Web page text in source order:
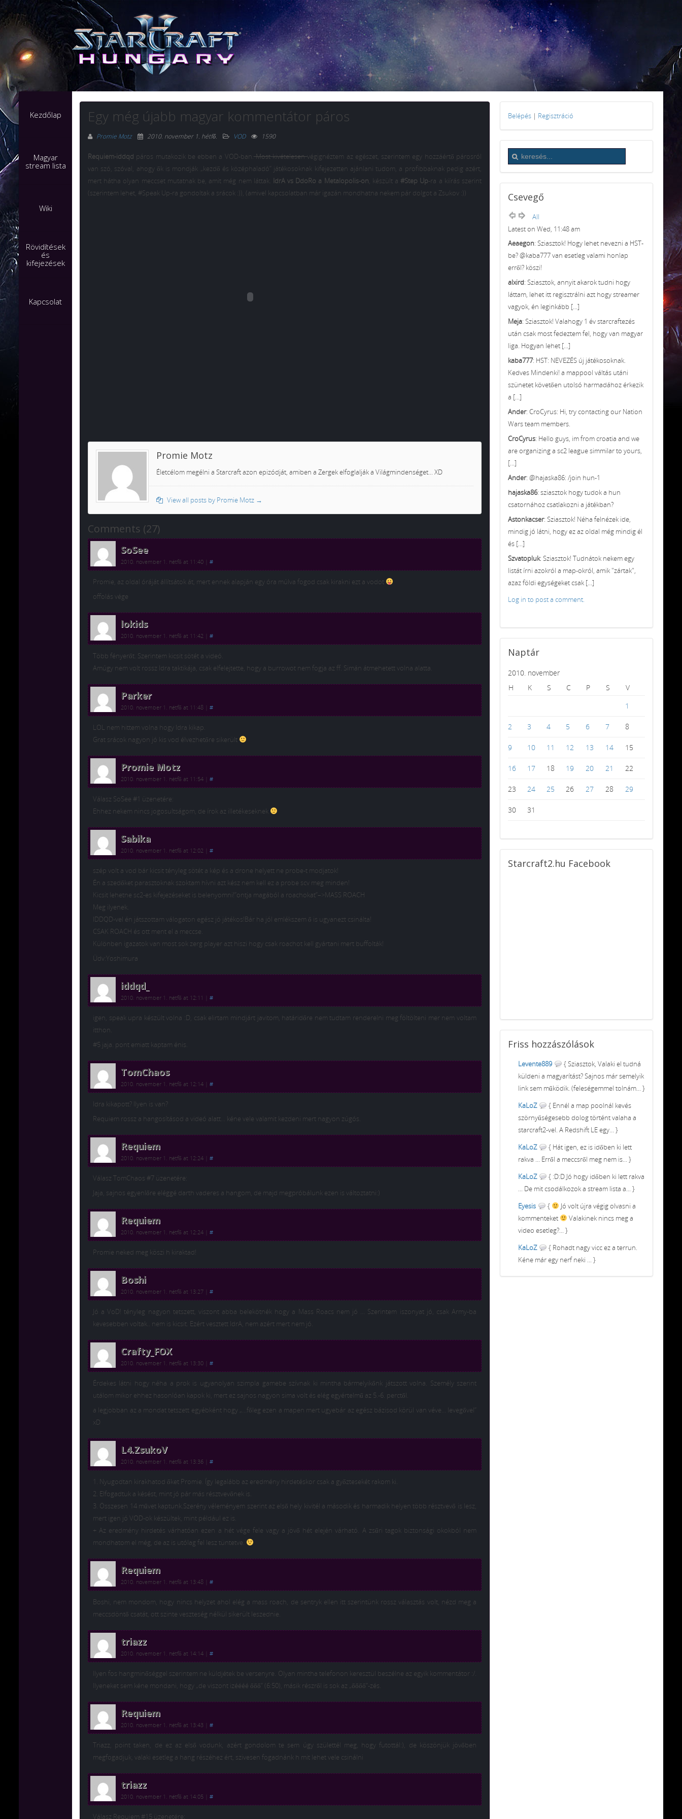
Kezdőlap
Magyar
stream lista
Wiki
Rövidítések
és
kifejezések
Kapcsolat
Egy még újabb magyar kommentátor páros
Promie Motz 2010. november 1. hétfő. VOD 1590
Requiem-iddqd páros mutakozik be ebben a VOD-ban.Most kivételesenvégignéztem az egészet, szerintem egy hozzáértő párosról
van szó, szóval, ahogy ők is mondják „kezdő és középhaladó” játékosoknak kifejezetten ajánlani tudom, a profibbaknak pedig azért,
mert hátha olyan meccset mutatnak be, amit még nem láttak. IdrA vs DdoRo a Metalopolis-on, készült a#Step Up-ra a kiírás szerint
(szerintem lehet, #Speak Up-ra gondoltak a srácok :)), (amivel kapcsolatban már igazán mondhatna nekem pár dolgot a Zsukov :))
Promie Motz
Életcélom megélni a Starcraft azon epizódját, amiben a Zergek elfoglalják a Világmindenséget... XD
View all posts by Promie Motz →
Comments (27)
SoSee
2010. november 1. hétfő at 11:40 #
Promie, az oldal óráját állítsátok át, mert ennek alapján egy óra múlva fogod csak kirakni ezt a vodot
offolás vége
lokids
2010. november 1. hétfő at 11:42 #
Több fényerőt. Szerintem kicsit sötét a videó.
Amúgy nem volt rossz Idra taktikája, csak elfelejtette, hogy a burrowot nem fogja az ff. Simán átmehetett volna alatta.
Parker
2010. november 1. hétfő at 11:48 #
LOL nem hittem volna hogy Idra kikap.
Grat srácok nagyon jó kis vod élvezhetőre sikerült
Promie Motz
2010. november 1. hétfő at 11:54 #
Válasz SoSee #1 üzenetére:
Ehhez nekem nincs jogosultságom, de írok az illetékeseknek
Sabika
2010. november 1. hétfő at 12:02 #
szép volt a vod bár kicsit tényleg sötét a kép és a drone helyett ne probe-t modjatok!
Én a szedőket parasztoknak szoktam hívni azt kész nem kell ez a probe scv meg minden!
Kicsit lehetne sc2-es kifejezéseket is belenyomni!”ontja magából a roachokat”–>MASS ROACH
Meg ilyenek.
IDDQD-vel én játszottam válogaton egész jó játékos!Bár ha jól emlékszem ő is ugyanezt csinálta!
CSAK ROACH és ott ment el a meccse.
Különben igazatok van most sok zerg player azt hiszi hogy csak roachot kell gyártani mert buffolták!
Üdv:Yoshimura
iddqd_
2010. november 1. hétfő at 12:11 #
igen, speak upra készült volna :D, csak elirtam mindjárt javitom, határidőre nem tudtam renderelni meg föltölteni mer nem voltam
itthon.
#5 jaja. pont emiatt kaptam énis.
TomChaos
2010. november 1. hétfő at 12:14 #
Idra kikapott? Ilyen is van?
Requiem rossz a hangosításod a videó alatt… kéne vele valamit kezdeni mert nagyon zúgós.
Requiem
2010. november 1. hétfő at 12:24 #
Válasz TomChaos #7 üzenetére:
Jaja, sajnos egyenlőre eléggé darth vaderes a hangom, de majd megpróbálunk ezen is változtatni:)
Requiem
2010. november 1. hétfő at 12:24 #
Promie neked meg köszi h kiraktad!
Boshi
2010. november 1. hétfő at 13:27 #
Jó a VoD! tényleg nagyon tetszett, viszont abba belekötnék hogy a Mass Roacs nem jó … Szerintem iszonyat jó, csak Army-ba
kevesebben voltak.. nem is kicsit. Ezért vesztett IdrA, nem azért mert nem jó.
Crafty_FOX
2010. november 1. hétfő at 13:30 #
Érdekes látni hogy néha a prok is ugyanolyan szimpla gamebe szívnak ki mintha bármelyikőnk játszott volna. Személy szerint
utálom mikor ehhez hasonlóan kapok ki, mert ez sajnos nagyon sima volt és elég egyértelmű az 5.-6. perctől.
a legjobban az a mondat tetszett egyébként hogy „…főleg ezen a mapen mert ugyebár az egész bázisod körül van véve… levegővel”
xD
L4.ZsukoV
2010. november 1. hétfő at 13:36 #
1. Nyugodtan kirakhatod őket Promie. Így legalább az eredmény hirdetéskor csak a győztesekét rakom ki.
2. Elfogadtuk a késést, mint jó pár más résztvevőnek is.
3. Összesen 14 művet kaptunk.Szerény véleményem szerint az első hely kivitél a második és harmadik helyen több résztvevő is lesz,
mert igen jó VOD-ok készültek, mint például ez is.
+ Az eredmény hirdetés várhatóan ezen a hét vége fele vagy a jövő hét elején várható. A zsűri tagok biztonsági okokból nem
mondhatom el még, de az is utólag fel lesz tüntetve.
Requiem
2010. november 1. hétfő at 13:48 #
Boshi, nem mondom, hogy nincs helyzet ahol elég a mass roach, de sentryk ellen itt szerintünk rossz választás volt, nézd meg a
meccsdöntő csatát, ott szinte veszteség nélkül sikerült leszednie.
triazz
2010. november 1. hétfő at 14:14 #
Ilyen fos hangminőséggel szerintem ne küldjétek be versenyre. Olyan mintha telefonon keresztül beszélne az egyik kommentátor :/.
Ilyeneket sem kéne mondani, hogy „de viszont izéééé őőő” (6:50), másik részről is sok az „őőőő”-zés.
Requiem
2010. november 1. hétfő at 13:43 #
Triazz, point taken, de ez az első vodunk, azért gondolom te sem úgy születtél meg, hogy futottál:), de köszönjük jövőben
megfogadjuk, valaki esetleg a hang részéhez ért, szivesen fogadnánk h mit lehet vele csinálni
triazz
2010. november 1. hétfő at 14:05 #
Válasz Requiem #15 üzenetére:
Belépés | Regisztráció
Csevegő
All
Latest on Wed, 11:48 am
Aeaegon: Sziasztok! Hogy lehet nevezni a HST-
be? @kaba777 van esetleg valami honlap
erről? köszi!
alxird: Sziasztok, annyit akarok tudni hogy
láttam, lehet itt regisztrálni azt hogy streamer
vagyok, én leginkább [...]
Meja: Sziasztok! Valahogy 1 év starcraftezés
után csak most fedeztem fel, hogy van magyar
liga. Hogyan lehet [...]
kaba777: HST: NEVEZÉS új játékosoknak.
Kedves Mindenki! a mappool váltás utáni
szünetet követően utolsó harmadához érkezik
a [...]
Ander: CroCyrus: Hi, try contacting our Nation
Wars team members.
CroCyrus: Hello guys, im from croatia and we
are organizing a sc2 league simmilar to yours,
[...]
Ander: @hajaska86: /join hun-1
hajaska86: sziasztok hogy tudok a hun
csatornához csatlakozni a játékban?
Astonkacser: Sziasztok! Néha felnézek ide,
mindig jó látni, hogy ez az oldal még mindig él
és [...]
Szvatopluk: Sziasztok! Tudnátok nekem egy
listát írni azokról a map-okról, amik "zártak",
azaz földi egységeket csak [...]
Log in to post a comment.
Naptár
2010. november
H
K S C P S
V
1
2 3 4 5 6 7 8
9 10 11 12 13 14 15
16 17 18 19 20 21 22
23 24 25 26 27 28 29
30 31
Starcraft2.hu Facebook
Friss hozzászólások
Levente889
{ Sziasztok, Valaki el tudná
küldeni a magyarítást? Sajnos már semelyik
link sem működik. (feleségemmel tolnám... }
KaLoZ
{ Ennél a map poolnál kevés
szörnyűségesebb dolog történt valaha a
starcraft2-vel. A Redshift LE egy... }
KaLoZ
{ Hát igen, ez is időben ki lett
rakva ... Erről a meccsről meg nem is... }
KaLoZ
{ :D:D Jó hogy időben ki lett rakva
... De mit csodálkozok a stream lista a... }
Eyesis
{
Jó volt újra végig olvasni a
kommenteket
Valakinek nincs meg a
video esetleg?... }
KaLoZ
{ Rohadt nagy vicc ez a terrun.
Kéne már egy nerf neki ... }